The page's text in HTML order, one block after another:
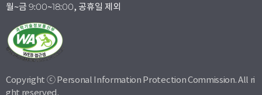
월~금 9:00~18:00, 공휴일 제외
Copyright ⓒ Personal Information Protection Commission. All ri
ght reserved.